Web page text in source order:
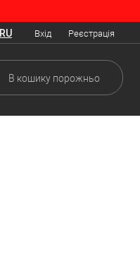
Вхід Реєстрація
RU
В кошику порожньо